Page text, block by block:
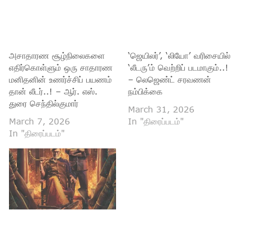
அசாதாரண சூழ்நிலைகளை
எதிர்கொள்ளும் ஒரு சாதாரண
மனிதனின் உணர்ச்சிப் பயணம்
தான் லீடர்..! – ஆர். எஸ்.
துரை செந்தில்குமார்
March 7, 2026
In "திரைப்படம்"
‘ஜெயிலர்’, ‘லியோ’ வரிசையில்
‘லீடரு’ம் வெற்றிப் படமாகும்..!
– லெஜெண்ட் சரவணன்
நம்பிக்கை
March 31, 2026
In "திரைப்படம்"